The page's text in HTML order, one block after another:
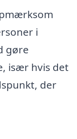
i
gøre
især hvis det
der